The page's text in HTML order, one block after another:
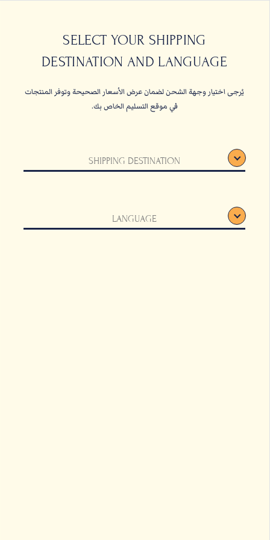
الصفحة الرئيسية حبات البن
حبات البن القهوة المعلبةSELECT YOUR SHIPPING
DESTINATION AND LANGUAGE
يُرجى اختيار وجهة الشحن لضمان عرض الأسعار الصحيحة وتوفر المنتجات
في موقع التسليم الخاص بك.
SHIPPING DESTINATION
LANGUAGE